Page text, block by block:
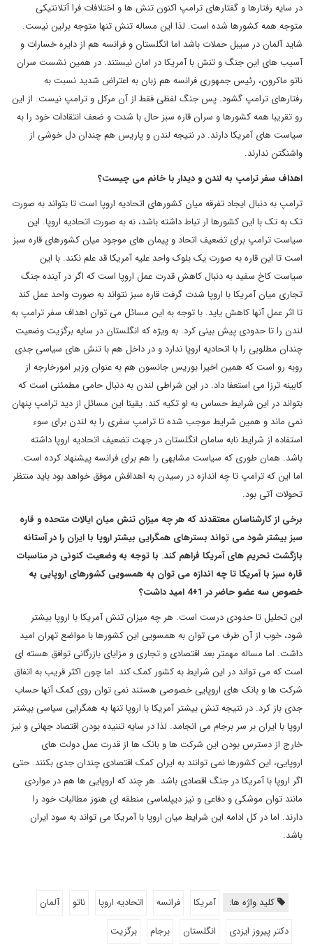
در سایه رفتارها و گفتارهای ترامپ اکنون تنش ها و اختلافات فرا آتلانتیکی
متوجه همه کشورها شده است. لذا این مساله تنش تنها متوجه برلین نیست.
شاید آلمان در سیبل حملات باشد اما انگلستان و فرانسه هم از دایره خسارات و
آسیب های این جنگ و تنش با آمریکا در امان نیستند. در همین نشست سران
ناتو ماکرون، رئیس جمهوری فرانسه هم زبان به اعتراض شدید نسبت به
رفتارهای ترامپ گشود. پس جنگ لفظی فقط از آن مرکل و ترامپ نیست. از این
رو تقریبا همه کشورها و سران قاره سبز حال با شدت و ضعف انتقادات خود را به
سیاست های آمریکا دارند. در نتیجه لندن و پاریس هم چندان دل خوشی از
واشنگتن ندارند.
اهداف سفر ترامپ به لندن و دیدار با خانم می چیست؟
ترامپ به دنبال ایجاد تفرقه میان کشورهای اتحادیه اروپا است تا بتواند به صورت
تک به تک با این کشورها ار تباط داشته باشد، نه به صورت اتحادیه اروپا. این
سیاست ترامپ برای تضعیف اتحاد و پیمان های موجود میان کشورهای قاره سبز
است تا این قاره به صورت یک بلوک واحد علیه آمریکا قد علم نکند. با این
سیاست کاخ سفید به دنبال کاهش قدرت عمل اروپا است که اگر در آینده جنگ
تجاری میان آمریکا با اروپا شدت گرفت قاره سبز نتواند به صورت واحد عمل کند
تا اثر عمل آنها کاهش یاید. با توجه به این مسائل می توان اهداف سفر ترامپ به
لندن را تا حدودی پیش بینی کرد. به ویژه که انگلستان در سایه برگزیت وضعیت
چندان مطلوبی را با اتحادیه اروپا ندارد و در داخل هم با تنش های سیاسی جدی
روبه رو است که همین اخیرا بوریس جانسون هم به عنوان وزیر امورخارجه از
کابینه ترزا می استعفا داد. در این شراطی لندن به دنبال حامی مطمئنی است که
بتواند در این شرایط حساس به او تکیه کند. یقینا این مسائل از دید ترامپ پنهان
نمی ماند و همین شرایط موجب شده تا ترامپ سفری را به لندن برای سوء
استفاده از شرایط نابه سامان انگلستان در جهت تضعیف اتحادیه اروپا داشته
باشد. همان طوری که سیاست مشابهی را هم برای فرانسه پیشنهاد کرده است.
اما این که ترامپ تا چه اندازه در رسیدن به اهدافش موفق خواهد بود باید منتظر
تحولات آتی بود.
برخی از کارشناسان معتقدند که هر چه میزان تنش میان ایالات متحده و قاره
سبز بیشتر شود می تواند بسترهای همگرایی بیشتر اروپا با ایران را در آستانه
بازگشت تحریم های آمریکا فراهم کند. با توجه به وضعیت کنونی در مناسبات
قاره سبز با آمریکا تا چه اندازه می توان به همسویی کشورهای اروپایی به
خصوص سه عضو حاضر در 1+4 امید داشت؟
این تحلیل تا حدودی درست است. هر چه میزان تنش آمریکا با اروپا بیشتر
شود، خوب از آن طرف می توان به همسویی این کشورها با مواضع تهران امید
داشت. اما مساله مهمتر بعد اقتصادی و تجاری و مزایای بازرگانی توافق هسته ای
است که می تواند در این شرایط به کشور کمک کند. اما چون اکثر قریب به اتفاق
شرکت ها و بانک های اروپایی خصوصی هستند نمی توان روی کمک آنها حساب
جدی باز کرد. در نتیجه تنش بیشتر آمریکا با اروپا تنها به همگرایی سیاسی بیشتر
اروپا با ایران بر سر برجام می انجامد. لذا در سایه تننیده بودن اقتصاد جهانی و نیز
خارج از دسترس بودن این شرکت ها و بانک ها از قدرت عمل دولت های
اروپایی، این کشورها نمی توانند به ایران کمک اقتصادی چندان جدی بکنند. حتی
اگر اروپا با آمریکا در جنگ اقصادی باشد. هر چند که اروپایی ها هم در مواردی
مانند توان موشکی و دفاعی و نیز دیپلماسی منطقه ای هنوز مطالبات خود را
دارند. اما در کل ادامه این شرایط میان اروپا با آمریکا می تواند به سود ایران
باشد.
کلید واژه ها: آمریکا فرانسه اتحادیه اروپا ناتو
آلمان
دکتر پیروز ایزدی
انگلستان برجام برگزیت